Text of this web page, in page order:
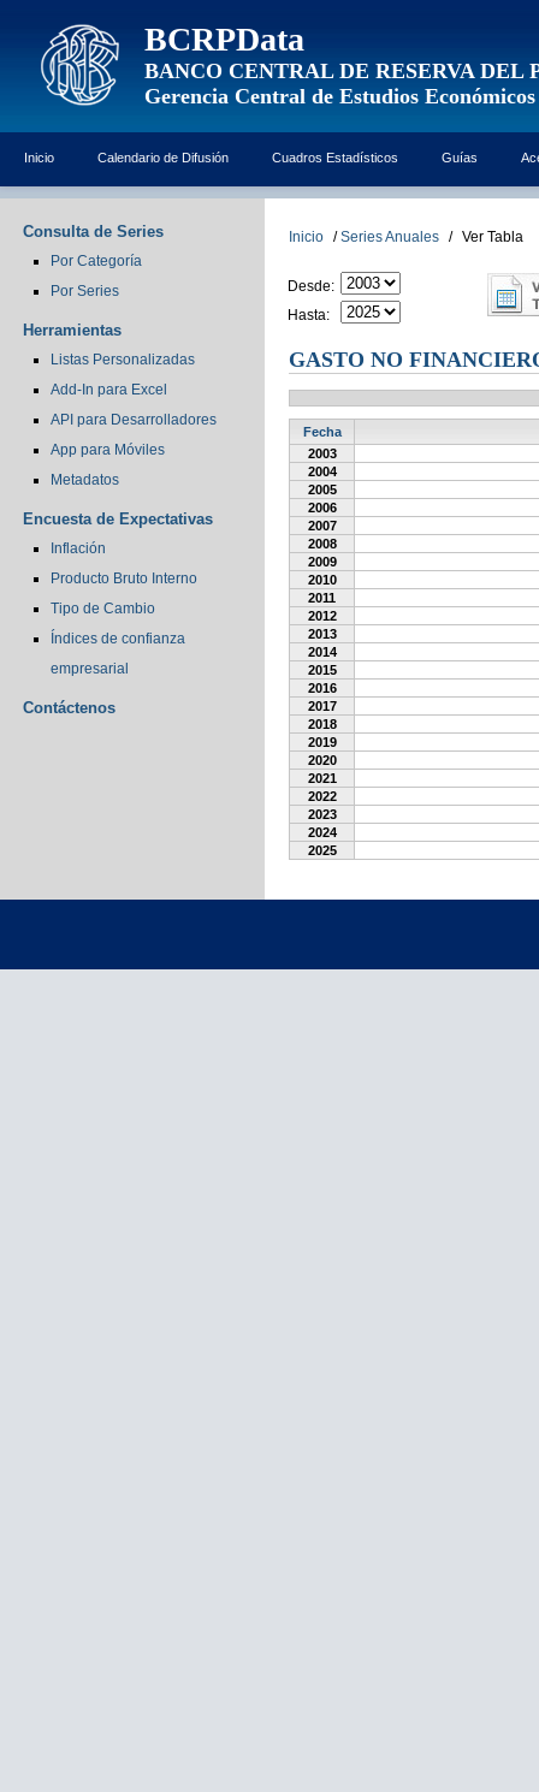
BCRPData
BANCO CENTRAL DE RESERVA DEL
Gerencia Central de Estudios Económicos
Inicio Calendario de Difusión Cuadros Estadísticos Guías
Consulta de Series
Por Categoría
Por Series
Herramientas
Listas Personalizadas
Add-In para Excel
API para Desarrolladores
App para Móviles
Metadatos
Encuesta de Expectativas
Inflación
Producto Bruto Interno
Tipo de Cambio
Índices de confianza
empresarial
Contáctenos
Inicio / Series Anuales / Ver Tabla
Desde:
Hasta:
GASTO NO
Fecha
2003
2004
2005
2006
2007
2008
2009
2010
2011
2012
2013
2014
2015
2016
2017
2018
2019
2020
2021
2022
2023
2024
2025